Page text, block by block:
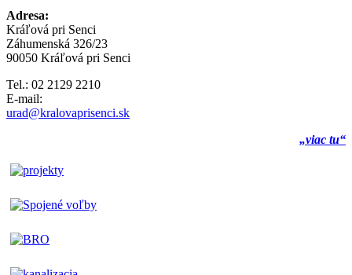
Adresa:
Kráľová pri Senci
Záhumenská 326/23
90050 Kráľová pri Senci
Tel.: 02 2129 2210
E-mail:
urad@kralovaprisenci.sk
„viac tu“